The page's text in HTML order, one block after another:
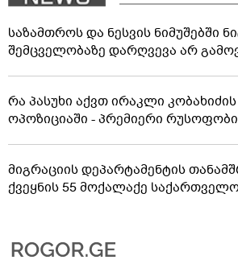
საზამთროს და ნესვის ნიმუშებში
შემცველობაზე დარღვევა არ
რა პასუხი აქვთ ირაკლი
ოპოზიციაში - პრემიერი
მიგრაციის დეპარტამენტის
ქვეყნის 55 მოქალაქე